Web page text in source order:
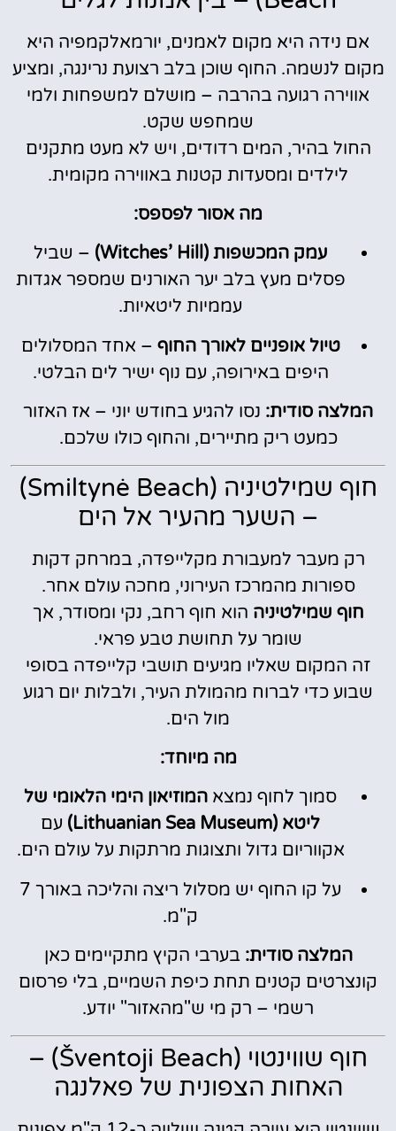
אם נידה היא מקום לאמנים, יורמאלקמפיה היא
מקום לנשמה. החוף שוכן בלב רצועת נרינגה, ומציע
אווירה רגועה בהרבה – מושלם למשפחות ולמי
שמחפש שקט.
החול בהיר, המים רדודים, ויש לא מעט מתקנים
לילדים ומסעדות קטנות באווירה מקומית.
מה אסור לפספס:
עמק המכשפות (Witches’ Hill)
– שביל
פסלים מעץ בלב יער האורנים שמספר אגדות
עממיות ליטאיות.
טיול אופניים לאורך החוף – אחד המסלולים
היפים באירופה, עם נוף ישיר לים הבלטי.
המלצה סודית: נסו להגיע בחודש יוני – אז האזור
כמעט ריק מתיירים, והחוף כולו שלכם.
חוף שמילטיניה (Smiltynė Beach)
– השער מהעיר אל הים
רק מעבר למעבורת מקלייפדה, במרחק דקות
ספורות מהמרכז העירוני, מחכה עולם אחר.
חוף שמילטיניה הוא חוף רחב, נקי ומסודר, אך
שומר על תחושת טבע פראי.
זה המקום שאליו מגיעים תושבי קלייפדה בסופי
שבוע כדי לברוח מהמולת העיר, ולבלות יום רגוע
מול הים.
מה מיוחד:
סמוך לחוף נמצא המוזיאון הימי הלאומי של
ליטא (Lithuanian Sea Museum)
עם
אקווריום גדול ותצוגות מרתקות על עולם הים.
על קו החוף יש מסלול ריצה והליכה באורך 7
ק"מ.
המלצה סודית: בערבי הקיץ מתקיימים כאן
קונצרטים קטנים תחת כיפת השמיים, בלי פרסום
רשמי – רק מי ש"מהאזור" יודע.
חוף שווינטוי (Šventoji Beach) –
האחות הצפונית של פאלנגה